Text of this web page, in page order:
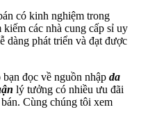
có kinh nghiệm trong
các nhà cung cấp sỉ uy
dàng phát triển và đạt được
bạn đọc về nguồn nhập da
lý tưởng có nhiều ưu đãi
Cùng chúng tôi xem